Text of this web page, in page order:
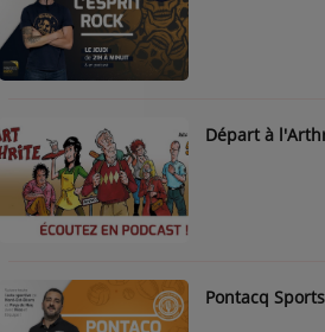
Départ à
Pontacq Sports